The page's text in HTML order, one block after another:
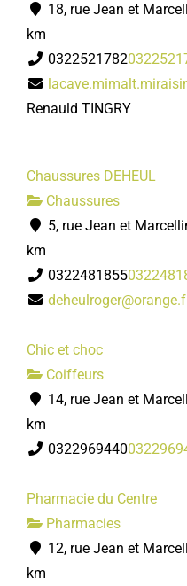
18, rue Jean et
km
0322521782
Renauld TINGRY
Chaussures DEHEUL
Chaussures
5, rue Jean et
km
0322481855
Chic et choc
Coiffeurs
14, rue Jean et
km
0322969440
Pharmacie du Centre
Pharmacies
12, rue Jean et
km